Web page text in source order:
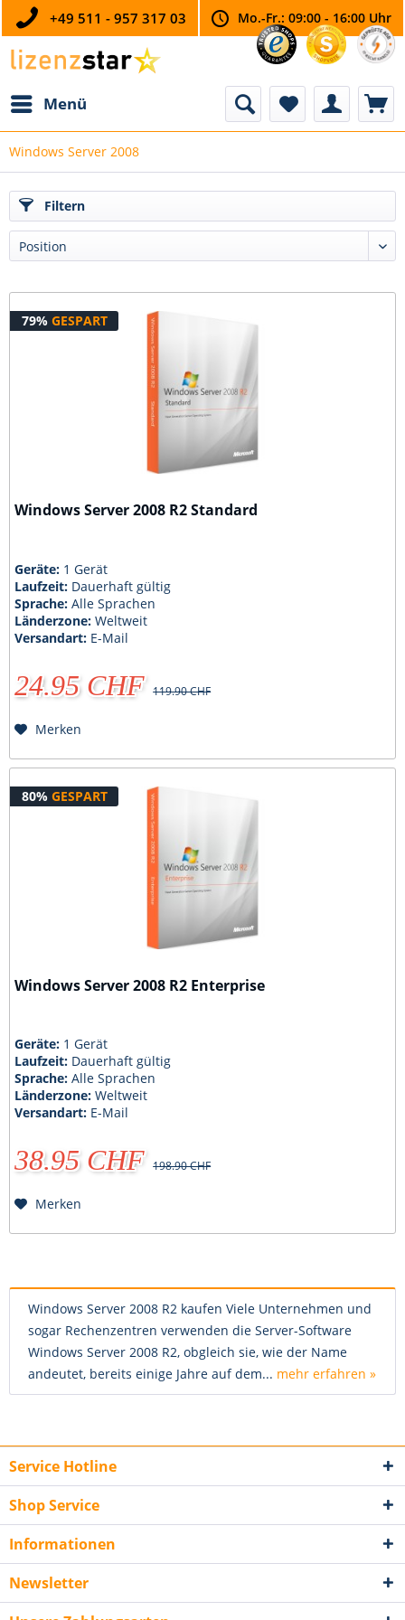
+49 511 - 957 317 03 Mo.-Fr.: 09:00 - 16:00 Uhr
Menü
Windows Server 2008
Filtern
79% GESPART
Windows Server 2008 R2 Standard
Geräte: 1 Gerät
Laufzeit: Dauerhaft gültig
Sprache:Alle Sprachen
Länderzone:Weltweit
Versandart: E-Mail
24.95 CHF 119.90 CHF
Merken
80% GESPART
Windows Server 2008 R2 Enterprise
Geräte: 1 Gerät
Laufzeit: Dauerhaft gültig
Sprache:Alle Sprachen
Länderzone:Weltweit
Versandart: E-Mail
38.95 CHF 198.90 CHF
Merken
Windows Server 2008 R2 kaufen Viele Unternehmen und
sogar Rechenzentren verwenden die Server-Software
Windows Server 2008 R2, obgleich sie, wie der Name
andeutet, bereits einige Jahre auf dem... mehr erfahren »
Service Hotline
Shop Service
Informationen
Newsletter